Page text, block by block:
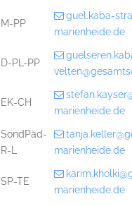
M-PP
guel.kaba-
marienheide.de
D-PL-PP
EK-CH
marienheide.de
SondPäd-
R-L
marienheide.de
SP-TE
marienheide.de